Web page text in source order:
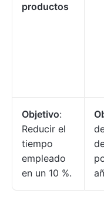
productos
Objetivo:
Reducir el
tiempo
empleado
en un 10 %.